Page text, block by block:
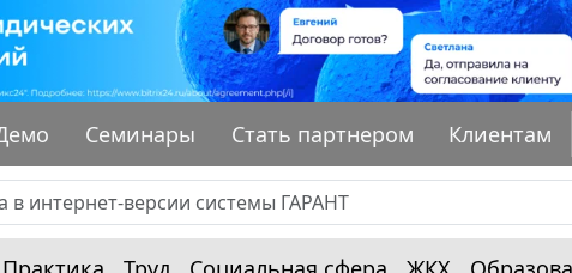
Семинары Стать партнером Клиентам